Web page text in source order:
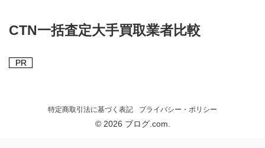
CTN一括査定大手買取業者比較
PR
特定商取引法に基づく表記 プライバシー・ポリシー
© 2026 ブログ.com.